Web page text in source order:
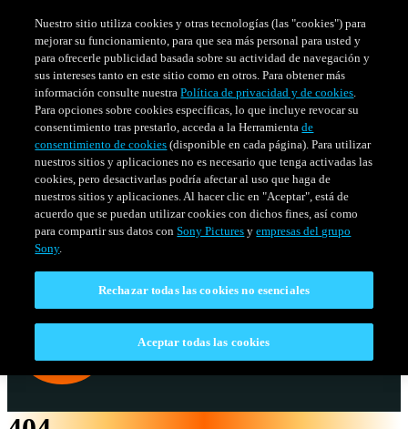
SERIESHORARIO
Venezuela
Nuestro sitio utiliza cookies y otras tecnologías (las "cookies") para
mejorar su funcionamiento, para que sea más personal para usted y
para ofrecerle publicidad basada sobre su actividad de navegación y
sus intereses tanto en este sitio como en otros. Para obtener más
información consulte nuestraPolítica de privacidad y de cookies.
Para opciones sobre cookies específicas, lo que incluye revocar su
consentimiento tras prestarlo, acceda a la Herramientade
consentimiento de cookies (disponible en cada página). Para utilizar
nuestros sitios y aplicaciones no es necesario que tenga activadas las
cookies, pero desactivarlas podría afectar al uso que haga de
nuestros sitios y aplicaciones. Al hacer clic en "Aceptar", está de
acuerdo que se puedan utilizar cookies con dichos fines, así como
para compartir sus datos conSony Pictures yempresas del grupo
Sony.
Rechazar todas las cookies no esenciales
Aceptar todas las cookies